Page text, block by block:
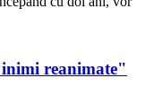
reanimate"